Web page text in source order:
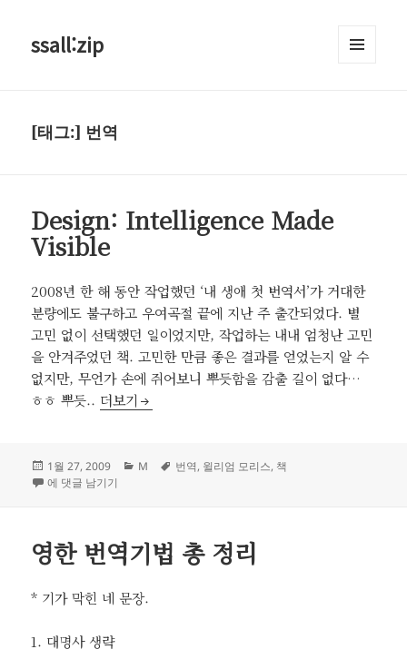
ssall:zip
[태그:] 번역
Design: Intelligence Made
Visible
2008년 한 해 동안 작업했던 ‘내 생애 첫 번역서’가 거대한
분량에도 불구하고 우여곡절 끝에 지난 주 출간되었다. 별
고민 없이 선택했던 일이었지만, 작업하는 내내 엄청난 고민
을 안겨주었던 책. 고민한 만큼 좋은 결과를 얻었는지 알 수
없지만, 무언가 손에 쥐어보니 뿌듯함을 감출 길이 없다…
ㅎㅎ 뿌듯.. Design: Intelligence Made Visible
더보기
작
성
1월 27, 2009
카
M
태
번역, 윌리엄 모리스, 책
Design: Intelligence Made Visible
에 댓글 남기기
영한 번역기법 총 정리
* 기가 막힌 네 문장.
1. 대명사 생략